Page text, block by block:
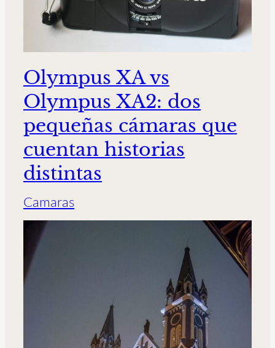
Olympus XA vs
Olympus XA2: dos
pequeñas cámaras que
cuentan historias
distintas
Camaras